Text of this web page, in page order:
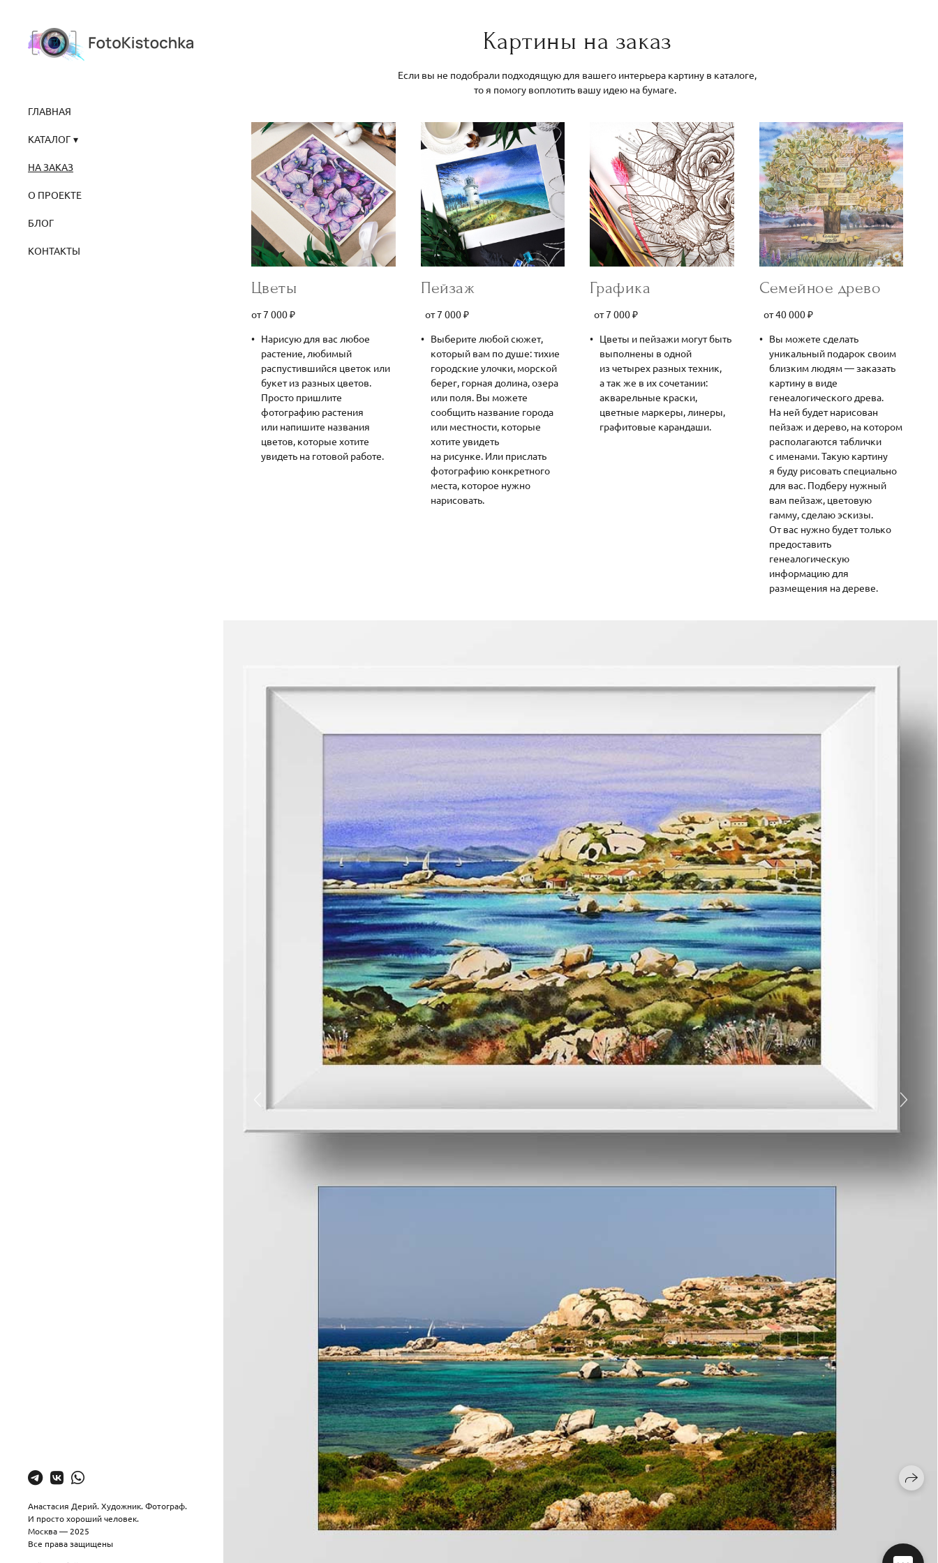
ГЛАВНАЯ
КАТАЛОГ
НА ЗАКАЗ
О ПРОЕКТЕ
БЛОГ
КОНТАКТЫ
Анастасия Дерий. Художник. Фотограф.
И просто хороший человек.
Москва — 2025
Все права защищены
Картины на заказ
Если вы не подобрали подходящую для вашего интерьера картину в каталоге,
то я помогу воплотить вашу идею на бумаге.
Цветы
от 7 000 ₽
Нарисую для вас любое
растение, любимый
распустившийся цветок или
букет из разных цветов.
Просто пришлите
фотографию растения
или напишите названия
цветов, которые хотите
увидеть на готовой работе.
Пейзаж
от 7 000 ₽
Выберите любой сюжет,
который вам по душе: тихие
городские улочки, морской
берег, горная долина, озера
или поля. Вы можете
сообщить название города
или местности, которые
хотите увидеть
на рисунке. Или прислать
фотографию конкретного
места, которое нужно
нарисовать.
Графика
от 7 000 ₽
Цветы и пейзажи могут быть
выполнены в одной
из четырех разных техник,
а так же в их сочетании:
акварельные краски,
цветные маркеры, линеры,
графитовые карандаши.
Семейное древо
от 40 000 ₽
Вы можете сделать
уникальный подарок своим
близким людям — заказать
картину в виде
генеалогического древа.
На ней будет нарисован
пейзаж и дерево, на котором
располагаются таблички
с именами. Такую картину
я буду рисовать специально
для вас. Подберу нужный
вам пейзаж, цветовую
гамму, сделаю эскизы.
От вас нужно будет только
предоставить
генеалогическую
информацию для
размещения на дереве.